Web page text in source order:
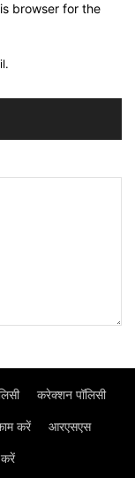
browser for the
करेक्शन पॉलिसी
करें आरएसएस
करें